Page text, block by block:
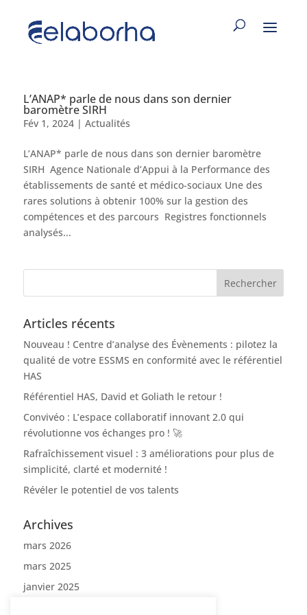
L’ANAP* parle de nous dans son dernier
baromètre SIRH
Fév 1, 2024| Actualités
L’ANAP* parle de nous dans son dernier baromètre
SIRH Agence Nationale d’Appui à la Performance des
établissements de santé et médico-sociaux Une des
rares solutions à obtenir 100% sur la gestion des
compétences et des parcours Registres fonctionnels
analysés...
Articles récents
Nouveau ! Centre d’analyse des Évènements : pilotez la
qualité de votre ESSMS en conformité avec le référentiel
HAS
Référentiel HAS, David et Goliath le retour !
Convivéo : L’espace collaboratif innovant 2.0 qui
révolutionne vos échanges pro ! 🚀
Rafraîchissement visuel : 3 améliorations pour plus de
simplicité, clarté et modernité !
Révéler le potentiel de vos talents
Archives
mars 2026
mars 2025
janvier 2025